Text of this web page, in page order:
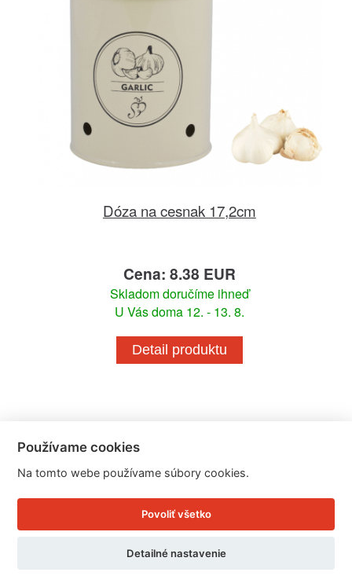
Dóza na cesnak 17,2cm
Cena: 8.38 EUR
Skladom doručíme ihneď
U Vás doma 12. - 13. 8.
Detail produktu
Používame cookies
Na tomto webe používame súbory cookies.
Povoliť všetko
Detailné nastavenie